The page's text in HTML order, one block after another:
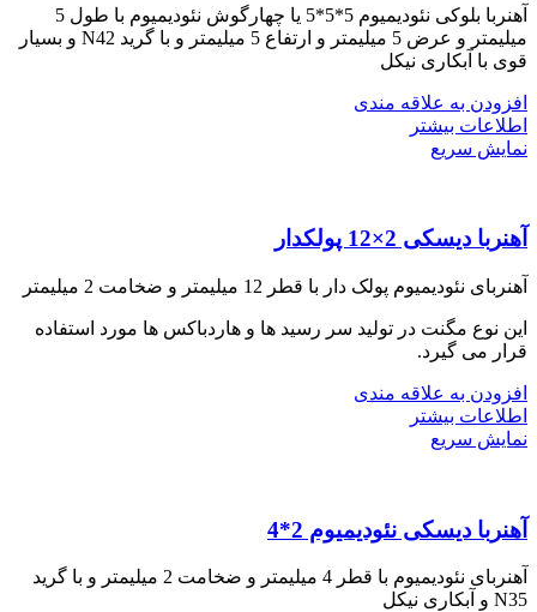
آهنربا بلوکی نئودیمیوم 5*5*5 یا چهارگوش نئودیمیوم با طول 5
میلیمتر و عرض 5 میلیمتر و ارتفاع 5 میلیمتر و با گرید N42 و بسیار
قوی با آبکاری نیکل
افزودن به علاقه مندی
اطلاعات بیشتر
نمایش سریع
آهنربا دیسکی 2×12 پولکدار
آهنربای نئودیمیوم پولک دار با قطر 12 میلیمتر و ضخامت 2 میلیمتر
این نوع مگنت در تولید سر رسید ها و هاردباکس ها مورد استفاده
قرار می گیرد.
افزودن به علاقه مندی
اطلاعات بیشتر
نمایش سریع
آهنربا دیسکی نئودیمیوم 2*4
آهنربای نئودیمیوم با قطر 4 میلیمتر و ضخامت 2 میلیمتر و با گرید
N35 و آبکاری نیکل